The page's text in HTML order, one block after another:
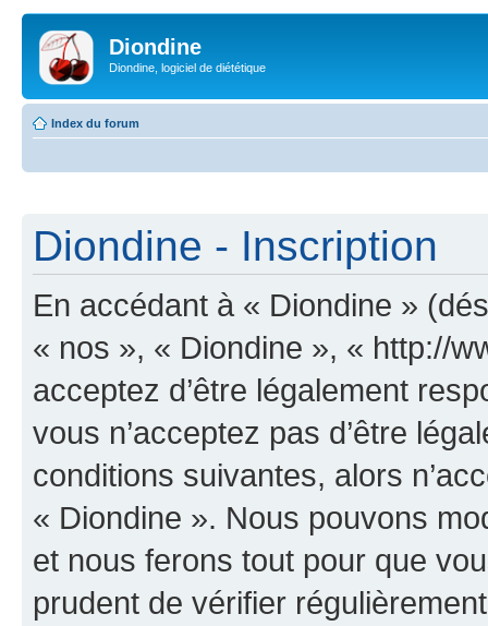
Diondine
Diondine, logiciel de diététique
Index du forum
Diondine - Inscription
En accédant à « Diondine »
« nos », « Diondine », « http://
acceptez d’être légalement
vous n’acceptez pas d’être
conditions suivantes, alors
« Diondine ». Nous pouvons
et nous ferons tout pour que
prudent de vérifier